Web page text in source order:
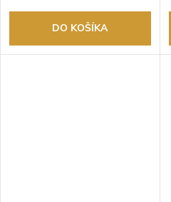
DO KOŠÍKA